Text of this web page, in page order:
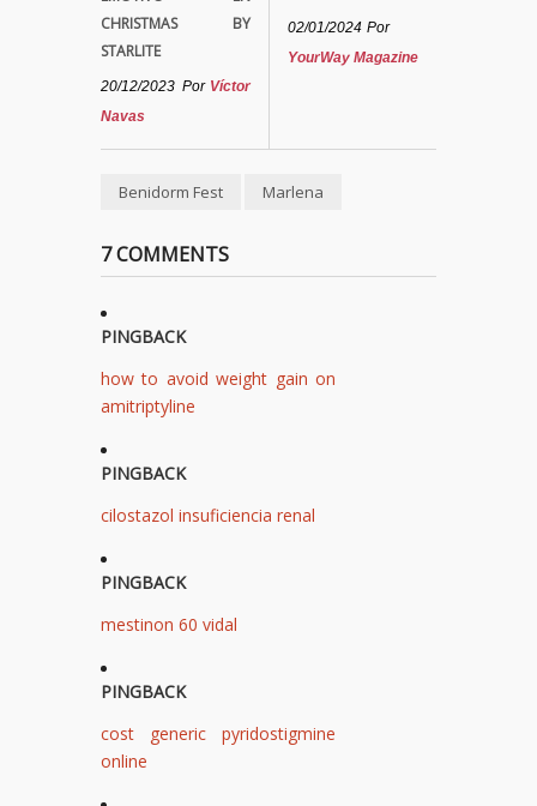
CHRISTMAS BY
STARLITE
20/12/2023 Por Víctor
Navas
02/01/2024 Por
YourWay Magazine
Benidorm Fest Marlena
7 COMMENTS
PINGBACK
how to avoid weight gain on
amitriptyline
PINGBACK
cilostazol insuficiencia renal
PINGBACK
mestinon 60 vidal
PINGBACK
cost generic pyridostigmine
online